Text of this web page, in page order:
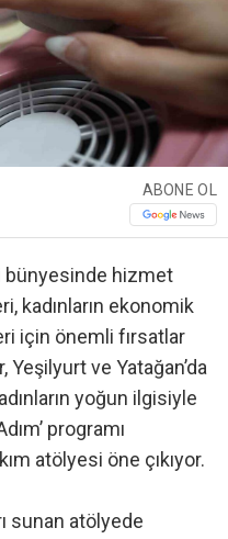
ABONE OL
bünyesinde hizmet
kadınların ekonomik
için önemli fırsatlar
Yeşilyurt ve Yatağan’da
yoğun ilgisiyle
programı
atölyesi öne çıkıyor.
sunan atölyede